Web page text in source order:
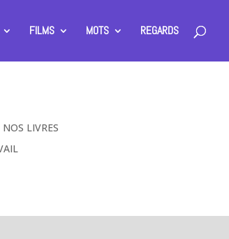
FILMS MOTS REGARDS
NOS LIVRES